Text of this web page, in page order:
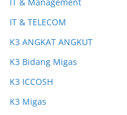
IT & TELECOM
K3 ANGKAT ANGKUT
K3 Bidang Migas
K3 ICCOSH
K3 Migas